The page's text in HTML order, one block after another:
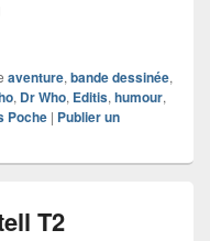
Doctor Who – Il
aventure, bande dessinée,
, Dr Who, Editis, humour,
Poche | Publier un
T2